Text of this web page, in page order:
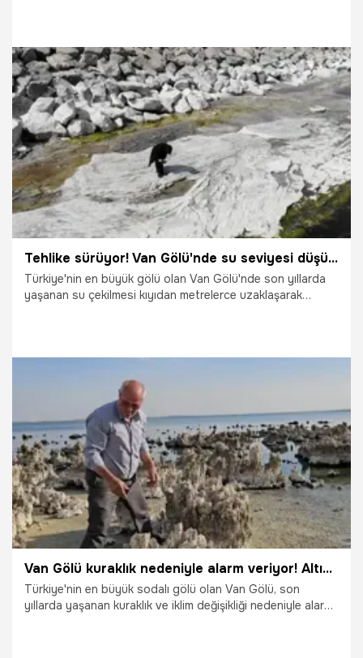
vatandaşların sofrasında kırmızı ete alternatif olarak ilgi
görüyor.
15.10.2025 Van
Tehlike sürüyor! Van Gölü'nde su seviyesi düşüyor
Türkiye'nin en büyük gölü olan Van Gölü'nde son yıllarda
yaşanan su çekilmesi kıyıdan metrelerce uzaklaşarak
11.09.2025 Van
Van Gölü kuraklık nedeniyle alarm veriyor! Altından bambaşka bir tarla çıkıyor
Türkiye'nin en büyük sodalı gölü olan Van Gölü, son
yıllarda yaşanan kuraklık ve iklim değişikliği nedeniyle alarm